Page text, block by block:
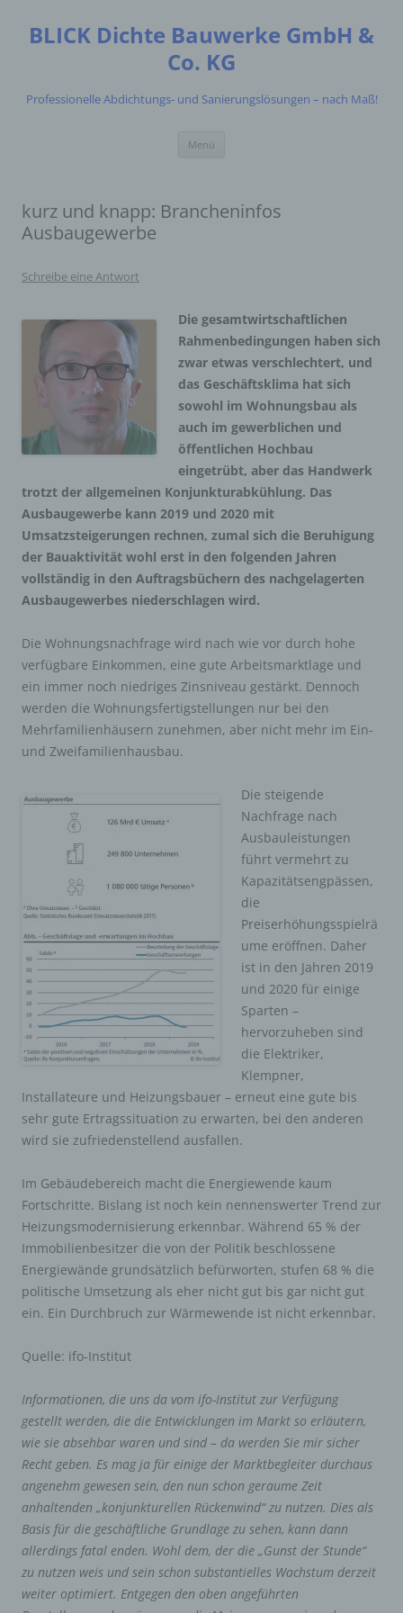
springen
BLICK Dichte Bauwerke GmbH &
Co. KG
Professionelle Abdichtungs- und Sanierungslösungen – nach Maß!
Menü
kurz und knapp: Brancheninfos
Ausbaugewerbe
Schreibe eine Antwort
Die gesamtwirtschaftlichen
Rahmenbedingungen haben sich
zwar etwas verschlechtert, und
das Geschäftsklima hat sich
sowohl im Wohnungsbau als
auch im gewerblichen und
öffentlichen Hochbau
eingetrübt, aber das Handwerk
trotzt der allgemeinen Konjunkturabkühlung. Das
Ausbaugewerbe kann 2019 und 2020 mit
Umsatzsteigerungen rechnen, zumal sich die Beruhigung
der Bauaktivität wohl erst in den folgenden Jahren
vollständig in den Auftragsbüchern des nachgelagerten
Ausbaugewerbes niederschlagen wird.
Die Wohnungsnachfrage wird nach wie vor durch hohe
verfügbare Einkommen, eine gute Arbeitsmarktlage und
ein immer noch niedriges Zinsniveau gestärkt. Dennoch
werden die Wohnungsfertigstellungen nur bei den
Mehrfamilienhäusern zunehmen, aber nicht mehr im Ein-
und Zweifamilienhausbau.
Die steigende
Nachfrage nach
Ausbauleistungen
führt vermehrt zu
Kapazitätsengpässen,
die
Preiserhöhungsspielrä
ume eröffnen. Daher
ist in den Jahren 2019
und 2020 für einige
Sparten –
hervorzuheben sind
die Elektriker,
Klempner,
Installateure und Heizungsbauer – erneut eine gute bis
sehr gute Ertragssituation zu erwarten, bei den anderen
wird sie zufriedenstellend ausfallen.
Im Gebäudebereich macht die Energiewende kaum
Fortschritte. Bislang ist noch kein nennenswerter Trend zur
Heizungsmodernisierung erkennbar. Während 65 % der
Immobilienbesitzer die von der Politik beschlossene
Energiewände grundsätzlich befürworten, stufen 68 % die
politische Umsetzung als eher nicht gut bis gar nicht gut
ein. Ein Durchbruch zur Wärmewende ist nicht erkennbar.
Quelle: ifo-Institut
Informationen, die uns da vom ifo-Institut zur Verfügung
gestellt werden, die die Entwicklungen im Markt so erläutern,
wie sie absehbar waren und sind – da werden Sie mir sicher
Recht geben. Es mag ja für einige der Marktbegleiter durchaus
angenehm gewesen sein, den nun schon geraume Zeit
anhaltenden „konjunkturellen Rückenwind“ zu nutzen. Dies als
Basis für die geschäftliche Grundlage zu sehen, kann dann
allerdings fatal enden. Wohl dem, der die „Gunst der Stunde“
zu nutzen weis und sein schon substantielles Wachstum derzeit
weiter optimiert. Entgegen den oben angeführten